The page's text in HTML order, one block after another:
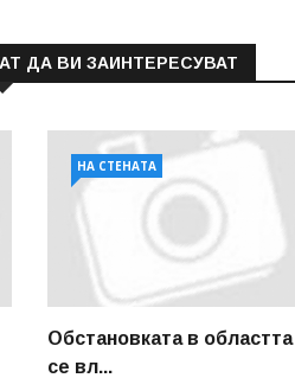
ДА ВИ ЗАИНТЕРЕСУВАТ
НА СТЕНАТА
Обстановката в областта
се вл...